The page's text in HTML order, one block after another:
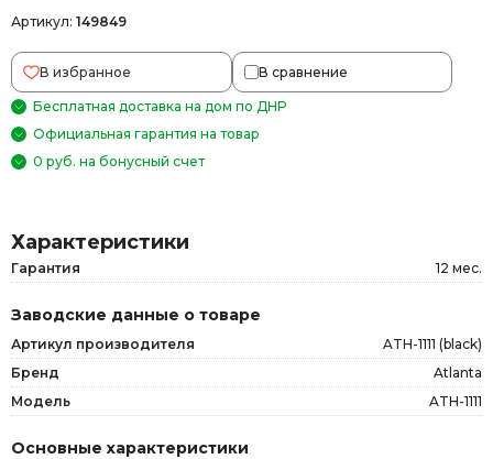
Артикул: 149849
В избранное В сравнение
Бесплатная доставка на дом по ДНР
Официальная гарантия на товар
0 руб. на бонусный счет
Характеристики
Гарантия 12 мес.
Заводские данные о товаре
Артикул производителя
ATH-1111 (black)
Бренд
Atlanta
Модель
ATH-1111
Основные характеристики